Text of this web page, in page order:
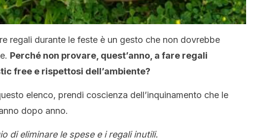
regali durante le feste è un gesto che non dovrebbe
Perché non provare, quest’anno, a fare regali
free e rispettosi dell’ambiente?
elenco, prendi coscienza dell’inquinamento che le
dopo anno.
di eliminare le spese e i regali inutili.